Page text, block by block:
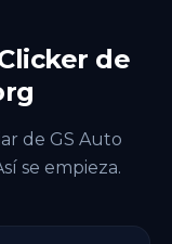
de
de GS Auto
se empieza.